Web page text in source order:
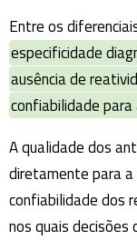
Entre os
especificidade
ausência de
confiabilidade
A qualidade dos
diretamente para
confiabilidade dos
nos quais decisões